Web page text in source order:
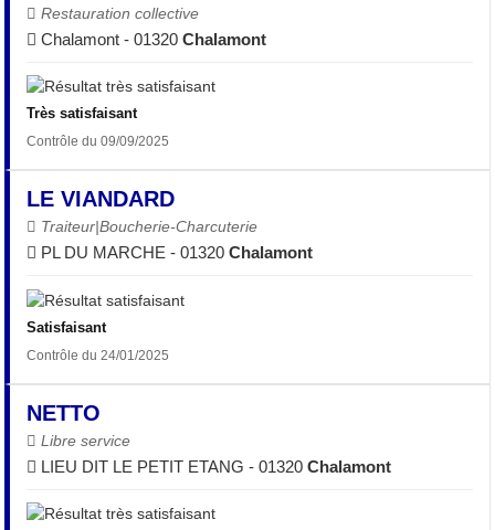
Restauration collective
Chalamont - 01320Chalamont
Très satisfaisant
Contrôle du 09/09/2025
LE VIANDARD
Traiteur|Boucherie-Charcuterie
PL DU MARCHE - 01320Chalamont
Satisfaisant
Contrôle du 24/01/2025
NETTO
Libre service
LIEU DIT LE PETIT ETANG - 01320Chalamont